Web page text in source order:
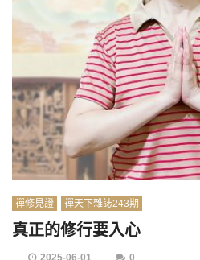
禪修見證 禪天下雜誌243期
真正的修行要入心
2025-06-01 0